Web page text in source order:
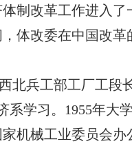
制改革工作进入
体改委在中国改
北兵工部工厂工段
系学习。1955年大
机械工业委员会